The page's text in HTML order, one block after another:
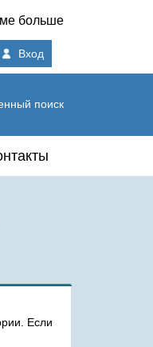
больше
Вход
поиск
Если